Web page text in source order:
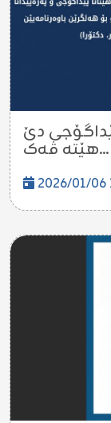
دێ
هێتە ڤەک...
2026/01/06